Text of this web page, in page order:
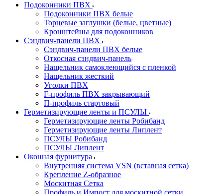
Подоконники ПВХ
Подоконники ПВХ белые
Торцевые заглушки (белые, цветные)
Кронштейны для подоконников
Сэндвич-панели ПВХ
Сэндвич-панели ПВХ белые
Откосная сэндвич-панель
Нащельник самоклеющийся с пленкой
Нащельник жесткий
Уголки ПВХ
F-профиль ПВХ закрывающий
П-профиль стартовый
Герметизирующие ленты и ПСУЛЫ
Герметизирующие ленты Робибанд
Герметизирующие ленты Липлент
ПСУЛЫ Робибанд
ПСУЛЫ Липлент
Оконная фурнитура
Внутренняя система VSN (вставная сетка)
Крепление Z-образное
Москитная Сетка
Профиль и Импост для москитной сетки